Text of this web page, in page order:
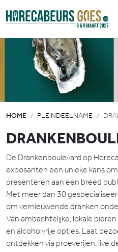
HOME PLEINDEELNAME
De Drankenboulevard op
exposanten een unieke kans
presenteren aan een breed
Met meer dan 30
om vernieuwende dranken
Van ambachtelijke, lokale
en alcoholvrije opties. Laat
ontdekken via proeverijen, live